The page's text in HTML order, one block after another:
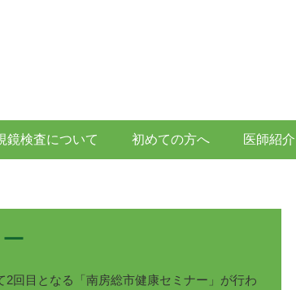
鏡検査について 初めての方へ 医師紹介
回目となる「南房総市健康セミナー」が行わ